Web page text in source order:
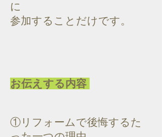
に
参加することだけです。
お伝えする内容
①リフォームで後悔するた